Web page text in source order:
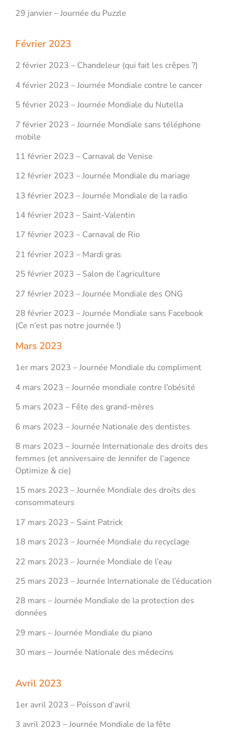
29 janvier – Journée du Puzzle
Février 2023
2 février 2023 – Chandeleur (qui fait les crêpes ?)
4 février 2023 – Journée Mondiale contre le cancer
5 février 2023 – Journée Mondiale du Nutella
7 février 2023 – Journée Mondiale sans téléphone
mobile
11 février 2023 – Carnaval de Venise
12 février 2023 – Journée Mondiale du mariage
13 février 2023 – Journée Mondiale de la radio
14 février 2023 – Saint-Valentin
17 février 2023 – Carnaval de Rio
21 février 2023 – Mardi gras
25 février 2023 – Salon de l’agriculture
27 février 2023 – Journée Mondiale des ONG
28 février 2023 – Journée Mondiale sans Facebook
(Ce n’est pas notre journée !)
Mars 2023
1er mars 2023 – Journée Mondiale du compliment
4 mars 2023 – Journée mondiale contre l’obésité
5 mars 2023 – Fête des grand-mères
6 mars 2023 – Journée Nationale des dentistes
8 mars 2023 – Journée Internationale des droits des
femmes (et anniversaire de Jennifer de l’agence
Optimize & cie)
15 mars 2023 – Journée Mondiale des droits des
consommateurs
17 mars 2023 – Saint Patrick
18 mars 2023 – Journée Mondiale du recyclage
22 mars 2023 – Journée Mondiale de l’eau
25 mars 2023 – Journée Internationale de l’éducation
28 mars – Journée Mondiale de la protection des
données
29 mars – Journée Mondiale du piano
30 mars – Journée Nationale des médecins
Avril 2023
1er avril 2023 – Poisson d’avril
3 avril 2023 – Journée Mondiale de la fête